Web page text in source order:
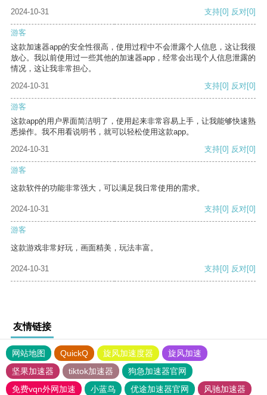
2024-10-31 支持[0] 反对[0]
游客
这款加速器app的安全性很高，使用过程中不会泄露个人信息，这让我很
放心。我以前使用过一些其他的加速器app，经常会出现个人信息泄露的
情况，这让我非常担心。
2024-10-31
支持[0] 反对[0]
游客
这款app的用户界面简洁明了，使用起来非常容易上手，让我能够快速熟
悉操作。我不用看说明书，就可以轻松使用这款app。
2024-10-31
支持[0] 反对[0]
游客
这款软件的功能非常强大，可以满足我日常使用的需求。
2024-10-31 支持[0] 反对[0]
游客
这款游戏非常好玩，画面精美，玩法丰富。
2024-10-31 支持[0] 反对[0]
友情链接
网站地图 QuickQ 旋风加速度器
旋风加速
坚果加速器
tiktok加速器
狗急加速器官网
免费vqn外网加速
小蓝鸟 优途加速器官网
风驰加速器